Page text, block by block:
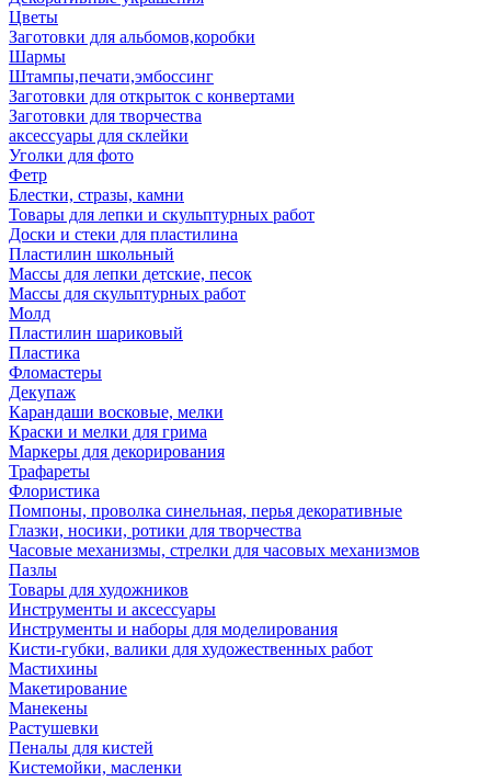
Цветы
Заготовки для альбомов,коробки
Шармы
Штампы,печати,эмбоссинг
Заготовки для открыток с конвертами
Заготовки для творчества
аксессуары для склейки
Уголки для фото
Фетр
Блестки, стразы, камни
Товары для лепки и скульптурных работ
Доски и стеки для пластилина
Пластилин школьный
Массы для лепки детские, песок
Массы для скульптурных работ
Молд
Пластилин шариковый
Пластика
Фломастеры
Декупаж
Карандаши восковые, мелки
Краски и мелки для грима
Маркеры для декорирования
Трафареты
Флористика
Помпоны, проволка синельная, перья декоративные
Глазки, носики, ротики для творчества
Часовые механизмы, стрелки для часовых механизмов
Пазлы
Товары для художников
Инструменты и аксессуары
Инструменты и наборы для моделирования
Кисти-губки, валики для художественных работ
Мастихины
Макетирование
Манекены
Растушевки
Пеналы для кистей
Кистемойки, масленки